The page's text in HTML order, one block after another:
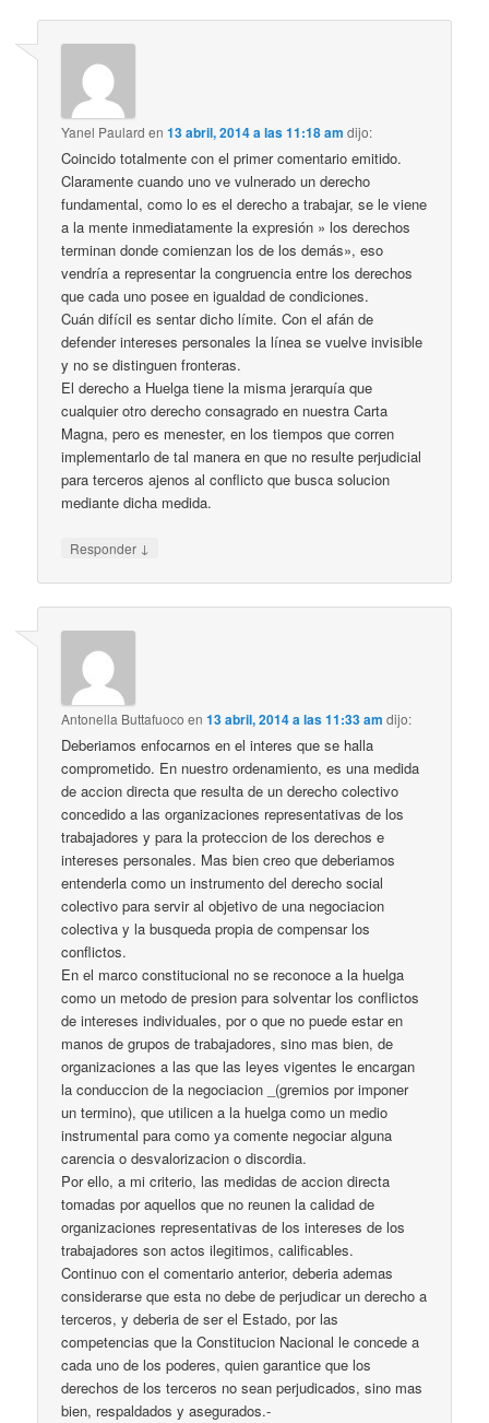
Yanel Paulard en13 abril, 2014 a las 11:18 am dijo:
Coincido totalmente con el primer comentario emitido.
Claramente cuando uno ve vulnerado un derecho
fundamental, como lo es el derecho a trabajar, se le viene
a la mente inmediatamente la expresión » los derechos
terminan donde comienzan los de los demás», eso
vendría a representar la congruencia entre los derechos
que cada uno posee en igualdad de condiciones.
Cuán difícil es sentar dicho límite. Con el afán de
defender intereses personales la línea se vuelve invisible
y no se distinguen fronteras.
El derecho a Huelga tiene la misma jerarquía que
cualquier otro derecho consagrado en nuestra Carta
Magna, pero es menester, en los tiempos que corren
implementarlo de tal manera en que no resulte perjudicial
para terceros ajenos al conflicto que busca solucion
mediante dicha medida.
Responder ↓
Antonella Buttafuoco en13 abril, 2014 a las 11:33 am dijo:
Deberiamos enfocarnos en el interes que se halla
comprometido. En nuestro ordenamiento, es una medida
de accion directa que resulta de un derecho colectivo
concedido a las organizaciones representativas de los
trabajadores y para la proteccion de los derechos e
intereses personales. Mas bien creo que deberiamos
entenderla como un instrumento del derecho social
colectivo para servir al objetivo de una negociacion
colectiva y la busqueda propia de compensar los
conflictos.
En el marco constitucional no se reconoce a la huelga
como un metodo de presion para solventar los conflictos
de intereses individuales, por o que no puede estar en
manos de grupos de trabajadores, sino mas bien, de
organizaciones a las que las leyes vigentes le encargan
la conduccion de la negociacion _(gremios por imponer
un termino), que utilicen a la huelga como un medio
instrumental para como ya comente negociar alguna
carencia o desvalorizacion o discordia.
Por ello, a mi criterio, las medidas de accion directa
tomadas por aquellos que no reunen la calidad de
organizaciones representativas de los intereses de los
trabajadores son actos ilegitimos, calificables.
Continuo con el comentario anterior, deberia ademas
considerarse que esta no debe de perjudicar un derecho a
terceros, y deberia de ser el Estado, por las
competencias que la Constitucion Nacional le concede a
cada uno de los poderes, quien garantice que los
derechos de los terceros no sean perjudicados, sino mas
bien, respaldados y asegurados.-